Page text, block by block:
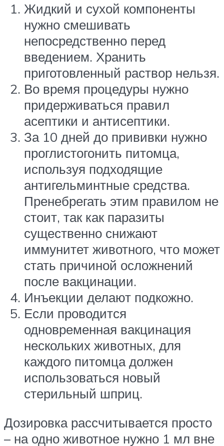
Жидкий и сухой компоненты
нужно смешивать
непосредственно перед
введением. Хранить
приготовленный раствор нельзя.
Во время процедуры нужно
придерживаться правил
асептики и антисептики.
За 10 дней до прививки нужно
проглистогонить питомца,
используя подходящие
антигельминтные средства.
Пренебрегать этим правилом не
стоит, так как паразиты
существенно снижают
иммунитет животного, что может
стать причиной осложнений
после вакцинации.
Инъекции делают подкожно.
Если проводится
одновременная вакцинация
нескольких животных, для
каждого питомца должен
использоваться новый
стерильный шприц.
Дозировка рассчитывается просто
– на одно животное нужно 1 мл вне